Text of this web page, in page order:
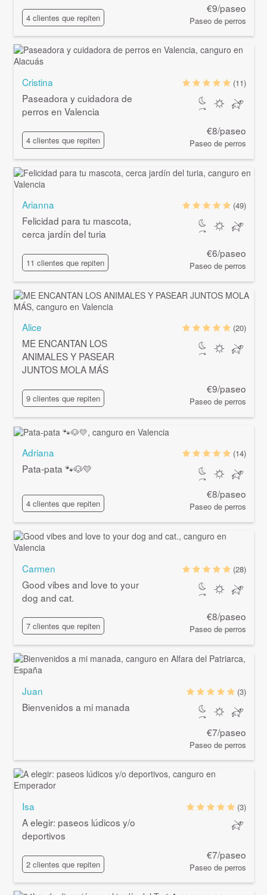
4 clientes que repiten
€9/paseo
Paseo de perros
Cristina
Paseadora y cuidadora de
perros en Valencia
4 clientes que repiten
(11)
€8/paseo
Paseo de perros
Arianna
Felicidad para tu mascota,
cerca jardín del turia
11 clientes que repiten
(49)
€6/paseo
Paseo de perros
Alice
ME ENCANTAN LOS
ANIMALES Y PASEAR
JUNTOS MOLA MÁS
9 clientes que repiten
(20)
€9/paseo
Paseo de perros
Adriana
Pata-pata 🐾🐶💛
4 clientes que repiten
(14)
€8/paseo
Paseo de perros
Carmen
Good vibes and love to your
dog and cat.
7 clientes que repiten
(28)
€8/paseo
Paseo de perros
Juan
Bienvenidos a mi manada
(3)
€7/paseo
Paseo de perros
Isa
A elegir: paseos lúdicos y/o
deportivos
2 clientes que repiten
(3)
€7/paseo
Paseo de perros